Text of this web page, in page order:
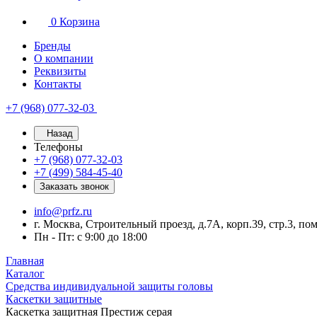
0 Корзина
Бренды
О компании
Реквизиты
Контакты
+7 (968) 077-32-03
Назад
Телефоны
+7 (968) 077-32-03
+7 (499) 584-45-40
Заказать звонок
info@prfz.ru
г. Москва, Строительный проезд, д.7А, корп.39, стр.3,
Пн - Пт: с 9:00 до 18:00
Главная
Каталог
Средства индивидуальной защиты головы
Каскетки защитные
Каскетка защитная Престиж серая